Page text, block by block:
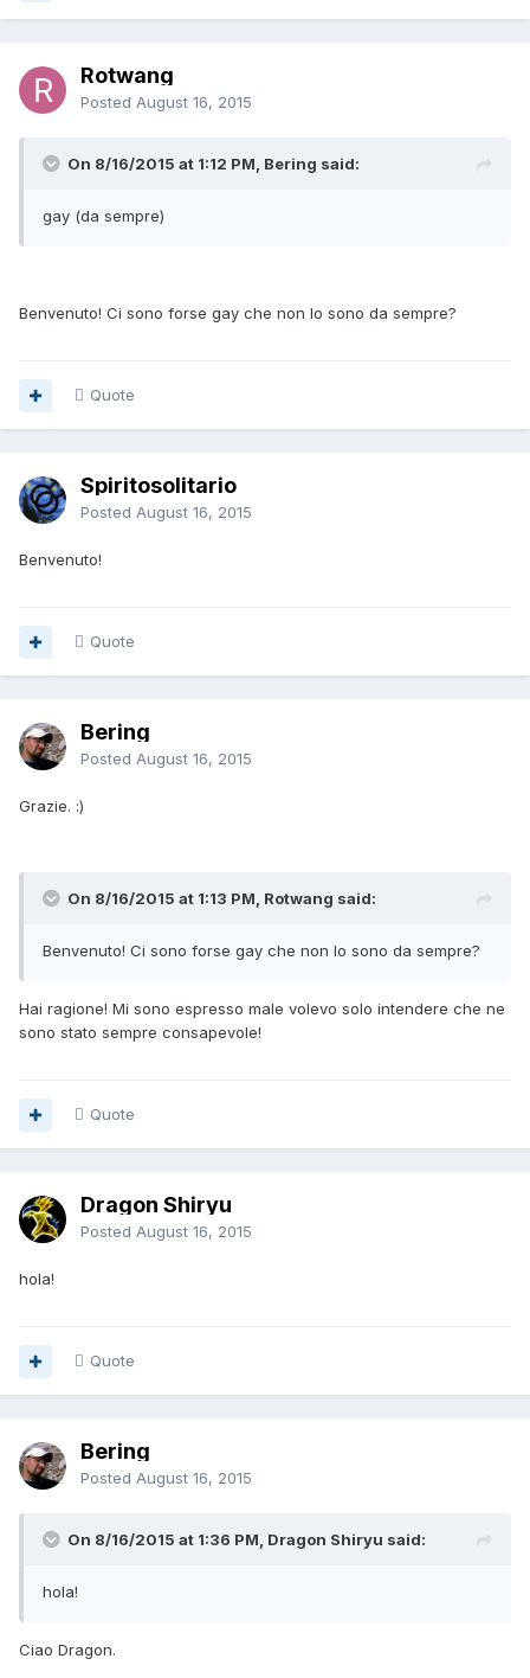
Rotwang
Posted August 16, 2015
On 8/16/2015 at 1:12 PM, Bering said:
gay (da sempre)
Benvenuto! Ci sono forse gay che non lo sono da sempre?
Quote
Spiritosolitario
Posted August 16, 2015
Benvenuto!
Quote
Bering
Posted August 16, 2015
Grazie. :)
On 8/16/2015 at 1:13 PM, Rotwang said:
Benvenuto! Ci sono forse gay che non lo sono da sempre?
Hai ragione! Mi sono espresso male volevo solo intendere che ne
sono stato sempre consapevole!
Quote
Dragon Shiryu
Posted August 16, 2015
hola!
Quote
Bering
Posted August 16, 2015
On 8/16/2015 at 1:36 PM, Dragon Shiryu said:
hola!
Ciao Dragon.